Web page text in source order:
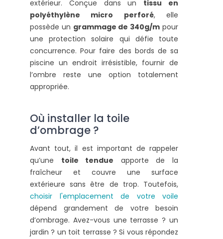
extérieur. Conçue dans un tissu en
polyéthylène micro perforé, elle
possède un grammage de 340g/m pour
une protection solaire qui défie toute
concurrence. Pour faire des bords de sa
piscine un endroit irrésistible, fournir de
l’ombre reste une option totalement
appropriée.
Où installer la toile
d’ombrage ?
Avant tout, il est important de rappeler
qu’une toile tendue apporte de la
fraîcheur et couvre une surface
extérieure sans être de trop. Toutefois,
choisir l'emplacement de votre voile
dépend grandement de votre besoin
d’ombrage. Avez-vous une terrasse ? un
jardin ? un toit terrasse ? Si vous répondez